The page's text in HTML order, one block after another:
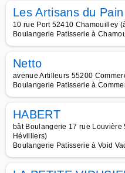
Les Artisans du Pain
10 rue Port 52410 Chamouilley
Boulangerie Patisserie à
Netto
avenue Artilleurs 55200
Boulangerie Patisserie à
HABERT
bât Boulangerie 17 rue Louvière
Hévilliers)
Boulangerie Patisserie à Void